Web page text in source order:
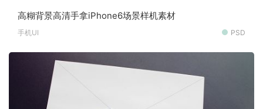
高糊背景高清手拿iPhone6场景样机素材
手机UI PSD